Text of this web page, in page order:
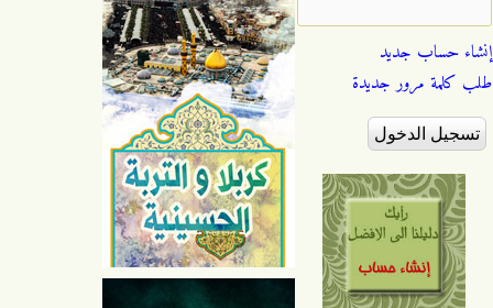
إنشاء حساب جديد
طلب كلمة مرور جديدة